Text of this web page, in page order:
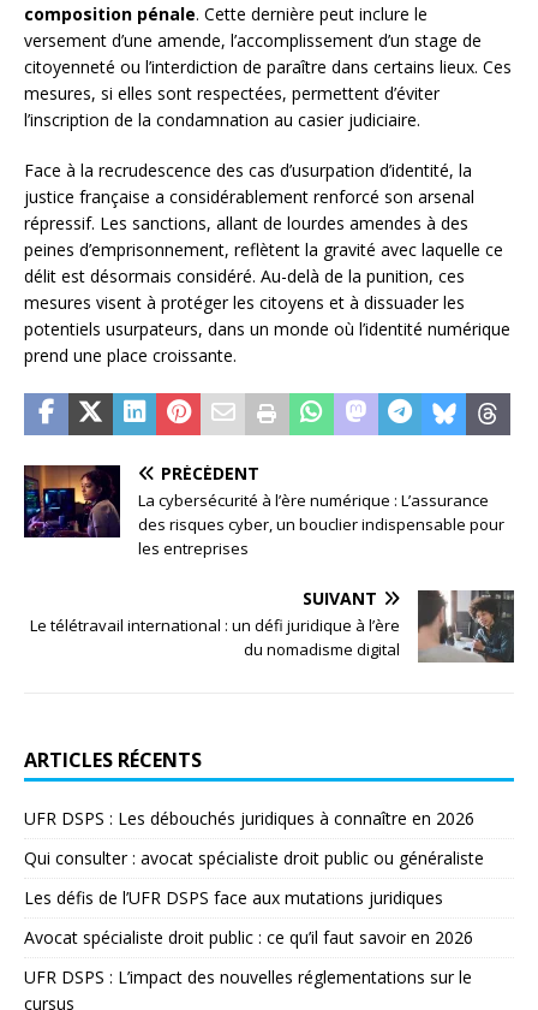
composition pénale. Cette dernière peut inclure le
versement d’une amende, l’accomplissement d’un stage de
citoyenneté ou l’interdiction de paraître dans certains lieux. Ces
mesures, si elles sont respectées, permettent d’éviter
l’inscription de la condamnation au casier judiciaire.
Face à la recrudescence des cas d’usurpation d’identité, la
justice française a considérablement renforcé son arsenal
répressif. Les sanctions, allant de lourdes amendes à des
peines d’emprisonnement, reflètent la gravité avec laquelle ce
délit est désormais considéré. Au-delà de la punition, ces
mesures visent à protéger les citoyens et à dissuader les
potentiels usurpateurs, dans un monde où l’identité numérique
prend une place croissante.
PRÉCÉDENT
La cybersécurité à l’ère numérique : L’assurance
des risques cyber, un bouclier indispensable pour
les entreprises
SUIVANT
Le télétravail international : un défi juridique à l’ère
du nomadisme digital
ARTICLES RÉCENTS
UFR DSPS : Les débouchés juridiques à connaître en 2026
Qui consulter : avocat spécialiste droit public ou généraliste
Les défis de l’UFR DSPS face aux mutations juridiques
Avocat spécialiste droit public : ce qu’il faut savoir en 2026
UFR DSPS : L’impact des nouvelles réglementations sur le
cursus